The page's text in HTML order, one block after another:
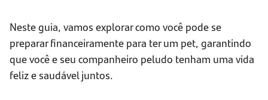
Neste guia, vamos explorar como você pode se
preparar financeiramente para ter um pet, garantindo
que você e seu companheiro peludo tenham uma vida
feliz e saudável juntos.